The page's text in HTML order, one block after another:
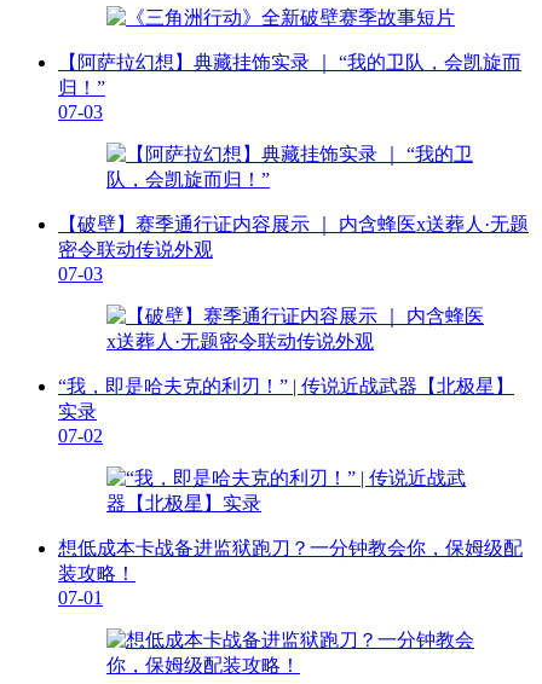
【阿萨拉幻想】典藏挂饰实录 ｜ “我的卫队，会凯旋而
归！”
07-03
【破壁】赛季通行证内容展示 ｜ 内含蜂医x送葬人·无题
密令联动传说外观
07-03
“我，即是哈夫克的利刃！” | 传说近战武器【北极星】
实录
07-02
想低成本卡战备进监狱跑刀？一分钟教会你，保姆级配
装攻略！
07-01